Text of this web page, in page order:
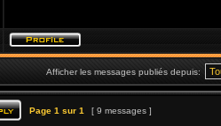
Afficher les messages publiés depuis:
Page 1 sur 1 [ 9 messages ]